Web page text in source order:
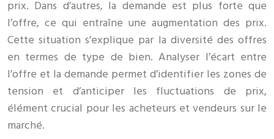
prix. Dans d’autres, la demande est plus forte que
l’offre, ce qui entraîne une augmentation des prix.
Cette situation s’explique par la diversité des offres
en termes de type de bien. Analyser l’écart entre
l’offre et la demande permet d’identifier les zones de
tension et d’anticiper les fluctuations de prix,
élément crucial pour les acheteurs et vendeurs sur le
marché.